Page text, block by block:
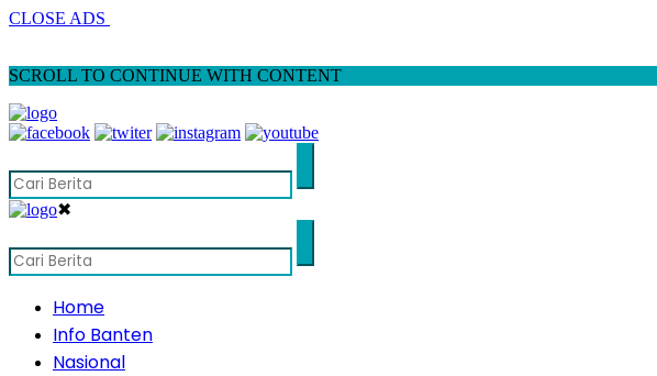
CLOSE ADS
SCROLL TO CONTINUE WITH CONTENT
✖
Home
Info Banten
Nasional